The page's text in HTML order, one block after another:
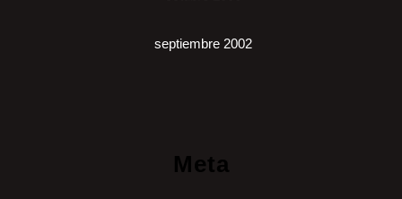
septiembre 2002
Meta